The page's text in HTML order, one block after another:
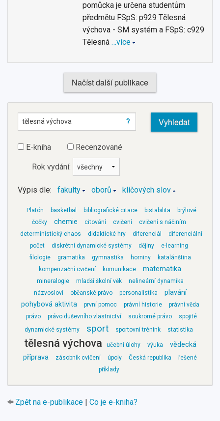
pomůcka je určena studentům
předmětu FSpS: p929 Tělesná
výchova - SM systém a FSpS: c929
Tělesná …více
Načíst další publikace
?
E-kniha Recenzované
Rok vydání:
Výpis dle: fakulty oborů klíčových slov
Platón basketbal bibliografické citace bistabilita
brýlové
čočky
chemie citování cvičení
cvičení s náčiním
deterministický chaos
didaktické hry diferenciál
diferenciální
počet
diskrétní dynamické systémy dějiny
e-learning
filologie
gramatika gymnastika horniny
katalánština
kompenzační cvičení
komunikace matematika
mineralogie mladší školní věk
nelineární dynamika
názvosloví
občanské právo personalistika
plavání
pohybová aktivita
první pomoc právní historie
právní věda
právo
právo duševního vlastnictví soukromé právo
spojité
dynamické systémy
sport sportovní trénink statistika
tělesná výchova učební úlohy výuka
vědecká
příprava
zásobník cvičení úpoly Česká republika
řešené
příklady
Zpět na e-publikace | Co je e-kniha?